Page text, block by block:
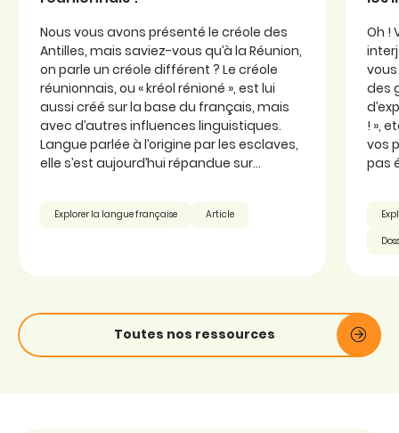
Nous vous avons présenté le créole des
Antilles, mais saviez-vous qu’à la Réunion,
on parle un créole différent ? Le créole
réunionnais, ou « kréol rénioné », est lui
aussi créé sur la base du français, mais
avec d’autres influences linguistiques.
Langue parlée à l’origine par les esclaves,
elle s’est aujourd’hui répandue sur...
Explorer la langue française Article
Oh !
des
! »,
vos
pas
Toutes nos ressources